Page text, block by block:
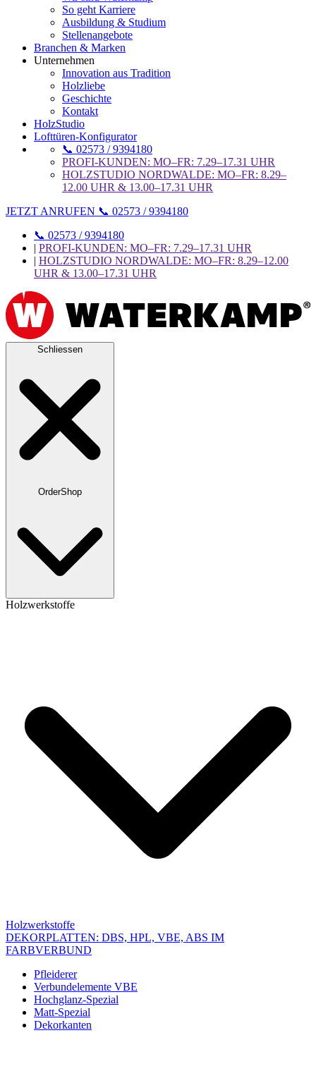
So geht Karriere
Ausbildung & Studium
Stellenangebote
Branchen & Marken
Unternehmen
Innovation aus Tradition
Holzliebe
Geschichte
Kontakt
HolzStudio
Lofttüren-Konfigurator
📞 02573 / 9394180
PROFI-KUNDEN: MO–FR: 7.29–17.31 UHR
HOLZSTUDIO NORDWALDE: MO–FR: 8.29–
12.00 UHR & 13.00–17.31 UHR
JETZT ANRUFEN 📞 02573 / 9394180
📞 02573 / 9394180
| PROFI-KUNDEN: MO–FR: 7.29–17.31 UHR
| HOLZSTUDIO NORDWALDE: MO–FR: 8.29–12.00
UHR & 13.00–17.31 UHR
Schliessen
OrderShop
Holzwerkstoffe
Holzwerkstoffe
DEKORPLATTEN: DBS, HPL, VBE, ABS IM
FARBVERBUND
Pfleiderer
Verbundelemente VBE
Hochglanz-Spezial
Matt-Spezial
Dekorkanten